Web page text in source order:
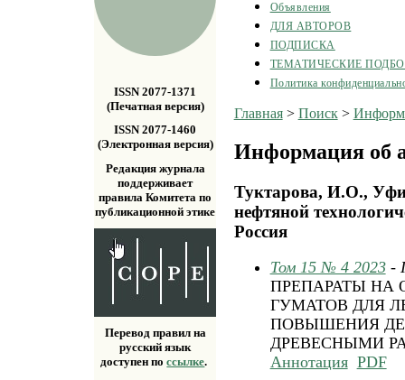
ISSN 2077-1371
(Печатная версия)
ISSN 2077-1460
(Электронная версия)
Редакция журнала
поддерживает
правила Комитета по
публикационной этике
Перевод правил на
русский язык
доступен поссылке.
Объявления
ДЛЯ АВТОРОВ
ПОДПИСКА
ТЕМАТИЧЕСКИЕ
Политика
Главная> Поиск>
Информация об
Туктарова, И.О.,
нефтяной
Россия
Том 15 № 4 2023-
ПРЕПАРАТЫ НА
ГУМАТОВ ДЛЯ
ПОВЫШЕНИЯ
ДРЕВЕСНЫМИ
Аннотация PDF